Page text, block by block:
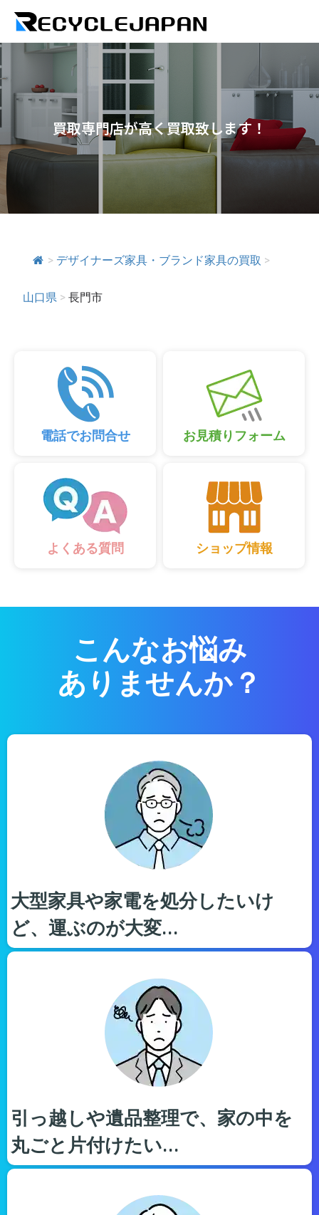
買取専門店が高く買取致します！
> デザイナーズ家具・ブランド家具の買取 >
山口県 > 長門市
電話でお問合せ お見積りフォーム
よくある質問 ショップ情報
こんなお悩み
ありませんか？
大型家具や家電を処分したいけ
ど、運ぶのが大変…
引っ越しや遺品整理で、家の中を
丸ごと片付けたい…